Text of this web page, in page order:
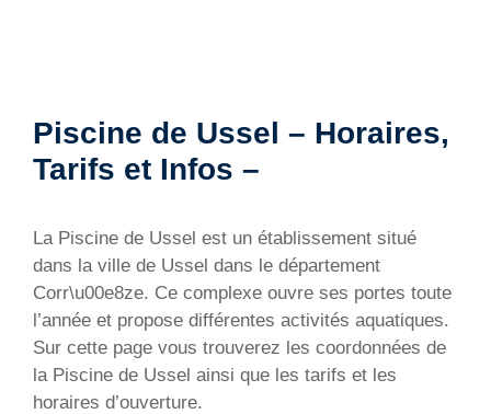
Piscine de Ussel – Horaires,
Tarifs et Infos –
La Piscine de Ussel est un établissement situé
dans la ville de Ussel dans le département
Corr\u00e8ze. Ce complexe ouvre ses portes toute
l’année et propose différentes activités aquatiques.
Sur cette page vous trouverez les coordonnées de
la Piscine de Ussel ainsi que les tarifs et les
horaires d’ouverture.